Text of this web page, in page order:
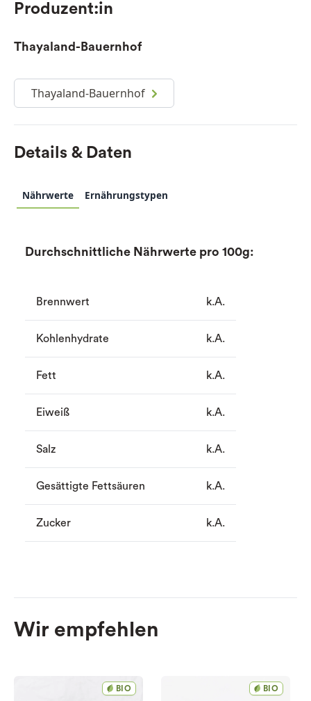
Produzent:in
Thayaland-Bauernhof
Thayaland-Bauernhof
Details & Daten
Nährwerte Ernährungstypen
Durchschnittliche Nährwerte pro 100g:
Brennwert k.A.
Kohlenhydrate k.A.
Fett k.A.
Eiweiß k.A.
Salz k.A.
Gesättigte Fettsäuren k.A.
Zucker k.A.
Wir empfehlen
BIO BIO